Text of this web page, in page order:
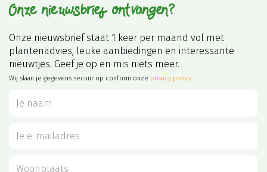
Onze nieuwsbrief ontvangen?
Onze nieuwsbrief staat 1 keer per maand vol met
plantenadvies, leuke aanbiedingen en interessante
nieuwtjes. Geef je op en mis niets meer.
Wij slaan je gegevens secuur op conform onze privacy policy.